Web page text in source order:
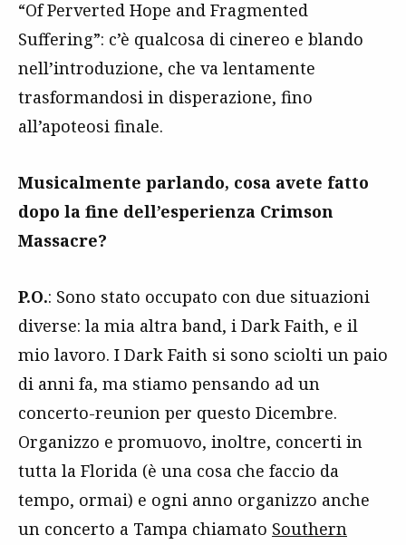
“Of Perverted Hope and Fragmented
Suffering”: c’è qualcosa di cinereo e blando
nell’introduzione, che va lentamente
trasformandosi in disperazione, fino
all’apoteosi finale.
Musicalmente parlando, cosa avete fatto
dopo la fine dell’esperienza Crimson
Massacre?
P.O.: Sono stato occupato con due situazioni
diverse: la mia altra band, i Dark Faith, e il
mio lavoro. I Dark Faith si sono sciolti un paio
di anni fa, ma stiamo pensando ad un
concerto-reunion per questo Dicembre.
Organizzo e promuovo, inoltre, concerti in
tutta la Florida (è una cosa che faccio da
tempo, ormai) e ogni anno organizzo anche
un concerto a Tampa chiamato Southern